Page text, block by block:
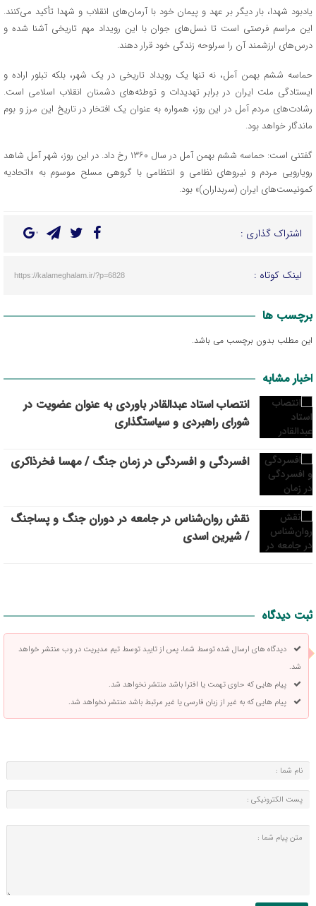
یادبود شهدا، بار دیگر بر عهد و پیمان خود با آرمان‌های انقلاب و شهدا تأکید می‌کنند.
این مراسم فرصتی است تا نسل‌های جوان با این رویداد مهم تاریخی آشنا شده و
درس‌های ارزشمند آن را سرلوحه زندگی خود قرار دهند.
حماسه ششم بهمن آمل، نه تنها یک رویداد تاریخی در یک شهر، بلکه تبلور اراده و
ایستادگی ملت ایران در برابر تهدیدات و توطئه‌های دشمنان انقلاب اسلامی است.
رشادت‌های مردم آمل در این روز، همواره به عنوان یک افتخار در تاریخ این مرز و بوم
ماندگار خواهد بود.
گفتنی است: حماسه ششم بهمن آمل در سال ۱۳۶۰ رخ داد. در این روز، شهر آمل شاهد
رویارویی مردم و نیروهای نظامی و انتظامی با گروهی مسلح موسوم به «اتحادیه
کمونیست‌های ایران (سربداران)» بود.
اشتراک گذاری :
لینک کوتاه : https://kalameghalam.ir/?p=6828
برچسب ها
این مطلب بدون برچسب می باشد.
اخبار مشابه
انتصاب استاد عبدالقادر باوردی به عنوان عضویت در
شورای راهبردی و سیاستگذاری
افسردگی و افسردگی در زمان جنگ / مهسا فخرذاکری
نقش روان‌شناس در جامعه در دوران جنگ و پساجنگ
/ شیرین اسدی
ثبت دیدگاه
دیدگاه های ارسال شده توسط شما، پس از تایید توسط تیم مدیریت در وب منتشر خواهد
شد.
پیام هایی که حاوی تهمت یا افترا باشد منتشر نخواهد شد.
پیام هایی که به غیر از زبان فارسی یا غیر مرتبط باشد منتشر نخواهد شد.